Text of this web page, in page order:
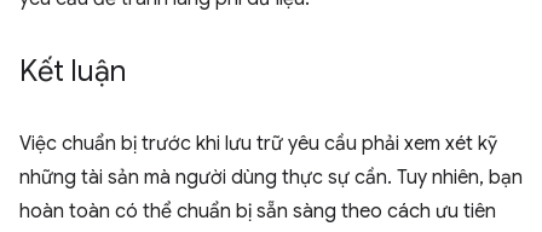
Kết luận
Việc chuẩn bị trước khi lưu trữ yêu cầu phải xem xét kỹ
những tài sản mà người dùng thực sự cần. Tuy nhiên, bạn
hoàn toàn có thể chuẩn bị sẵn sàng theo cách ưu tiên